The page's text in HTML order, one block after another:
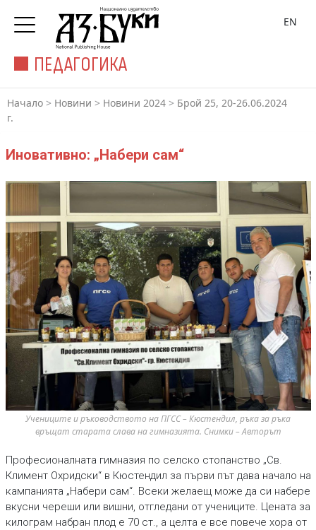
ПЕДАГОГИКА
EN
Начало > Новини > Новини 2024 > Брой 25, 20-26.06.2024
г.
Иновативно: „Набери сам“
Учениците и ръководството на ПГСС – Кюстендил, ръка за ръка
връщат старата слава на гимназията. Снимки – Авторът
Професионалната гимназия по селско стопанство „Св.
Климент Охридски“ в Кюстендил за първи път дава начало на
кампанията „Набери сам“. Всеки желаещ може да си набере
вкусни череши или вишни, отгледани от учениците. Цената за
килограм набран плод е 70 ст., а целта е все повече хора от